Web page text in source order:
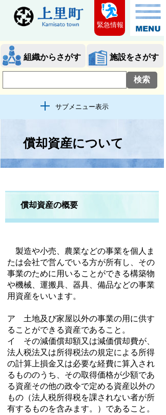
組織からさがす 施設をさがす
サブメニュー表示
緊急情報
償却資産について
償却資産の概要
製造や小売、農業などの事業を個人ま
たは会社で営んでいる方が所有し、その
事業のために用いることができる構築物
や機械、運搬具、器具、備品などの事業
用資産をいいます。
ア 土地及び家屋以外の事業の用に供す
ることができる資産であること。
イ その減価償却額又は減価償却費が、
法人税法又は所得税法の規定による所得
の計算上損金又は必要な経費に算入され
るもののうち、その取得価格が少額であ
る資産その他の政令で定める資産以外の
もの（法人税所得税を課されない者が所
有するものを含みます。）であること。